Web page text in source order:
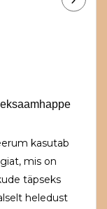
kasutab
mis on
täpseks
heledust